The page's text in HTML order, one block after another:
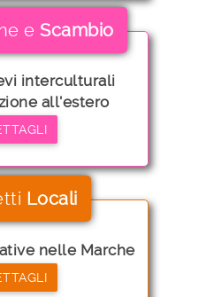
e Scambio
interculturali
all'estero
Locali
nelle Marche